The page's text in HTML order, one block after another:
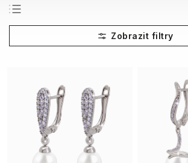
Nejprodávanější
Nejlevnější
Abecedně